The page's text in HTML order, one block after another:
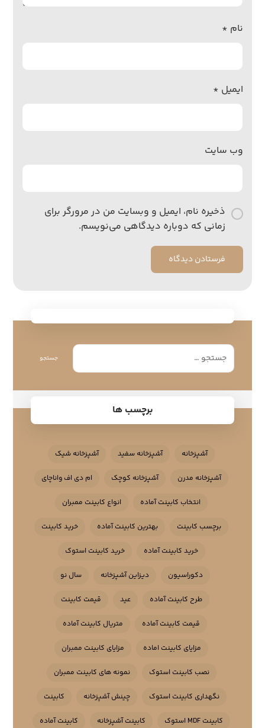
نام *
ایمیل *
وب‌ سایت
ذخیره نام، ایمیل و وبسایت من در مرورگر برای
زمانی که دوباره دیدگاهی می‌نویسم.
فرستادن دیدگاه
جستجو
برچسب ها
آشپزخانه آشپزخانه سفید آشپزخانه شیک
آشپزخانه مدرن آشپزخانه کوچک ام دی اف واناچای
انتخاب کابینت آماده انواع کابینت ممبران
برچسب کابینت بهترین کابینت آماده خرید کابینت
خرید کابینت آماده خرید کابینت استوک
دکوراسیون دیزاین آشپزخانه سال نو
طرح کابینت آماده عید قیمت کابینت
قیمت کابینت آماده متریال کابینت آماده
مزایای کابینت اماده مزایای کابینت ممبران
نصب کابینت استوک نمونه های کابینت ممبران
نگهداری کابینت استوک چینش آشپزخانه کابینت
کابینت MDF استوک کابینت آشپزخانه کابینت آماده